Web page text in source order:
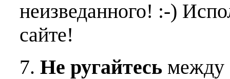
неизведанного! :-)
сайте!
7. Не ругайтесь между